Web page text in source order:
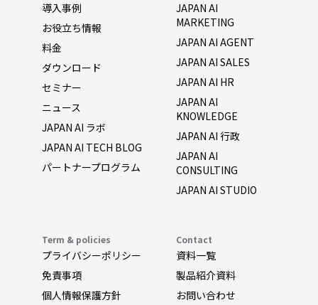
導入事例
お役立ち情報
料金
ダウンロード
セミナー
ニュース
JAPAN AI ラボ
JAPAN AI TECH BLOG
パートナープログラム
JAPAN AI
MARKETING
JAPAN AI AGENT
JAPAN AI SALES
JAPAN AI HR
JAPAN AI
KNOWLEDGE
JAPAN AI 行政
JAPAN AI
CONSULTING
JAPAN AI STUDIO
Term & policies
プライバシーポリシー
免責事項
個人情報保護方針
Contact
資料一覧
製品紹介資料
お問い合わせ